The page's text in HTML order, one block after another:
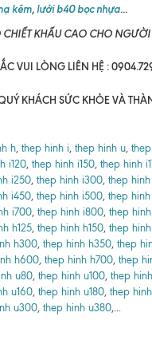
kẽm, lưới b40 bọc nhựa...
CHIẾT KHẤU CAO CHO
VUI LÒNG LIÊN HỆ :
KHÁCH SỨC KHỎE VÀ
h, thep hinh i, thep hinh u,
i120, thep hinh i150, thep hinh
i250, thep hinh i300, thep
i450, thep hinh i500, thep
i700, thep hinh i800, thep
h125, thep hinh h150, thep
h300, thep hinh h350, thep
h600, thep hinh h700, thep
u80, thep hinh u100, thep
u160, thep hinh u180, thep
u300, thep hinh u380,...